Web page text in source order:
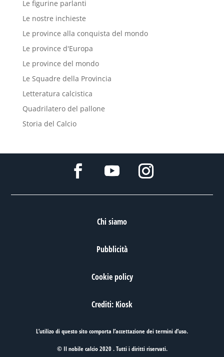
Le figurine parlanti
Le nostre inchieste
Le province alla conquista del mondo
Le province d'Europa
Le province del mondo
Le Squadre della Provincia
Letteratura calcistica
Quadrilatero del pallone
Storia del Calcio
Chi siamo
Pubblicità
Cookie policy
Crediti: Kiosk
L’utilizo di questo sito comporta l’accettazione deitermini d’uso.
© Il nobile calcio 2020 . Tutti i diritti riservati.